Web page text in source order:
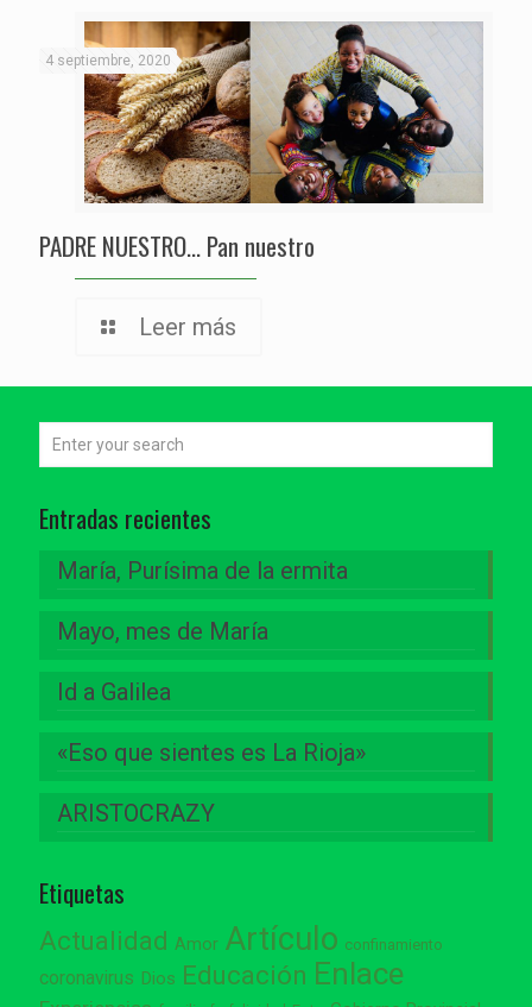
4 septiembre, 2020
PADRE NUESTRO… Pan nuestro
Leer más
Entradas recientes
María, Purísima de la ermita
Mayo, mes de María
Id a Galilea
«Eso que sientes es La Rioja»
ARISTOCRAZY
Etiquetas
Actualidad Amor Artículo confinamiento
coronavirus Dios Educación Enlace